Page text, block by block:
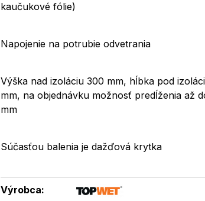
kaučukové fólie)
Napojenie na potrubie odvetrania
Výška nad izoláciu 300 mm, hĺbka pod
mm, na objednávku možnosť predĺženia až
mm
Súčasťou balenia je dažďová krytka
Výrobca: